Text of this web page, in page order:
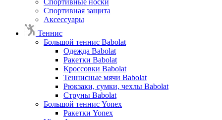
Спортивные носки
Спортивная защита
Аксессуары
Теннис
Большой теннис Babolat
Одежда Babolat
Ракетки Babolat
Кроссовки Babolat
Теннисные мячи Babolat
Рюкзаки, сумки, чехлы Babolat
Струны Babolat
Большой теннис Yonex
Ракетки Yonex